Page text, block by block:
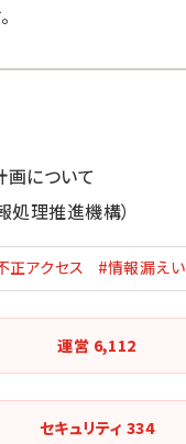
画について
処理推進機構）
正アクセス #情報漏えい
運営 6,112
セキュリティ 334